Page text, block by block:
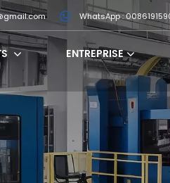
WhatsApp :
ENTREPRISE